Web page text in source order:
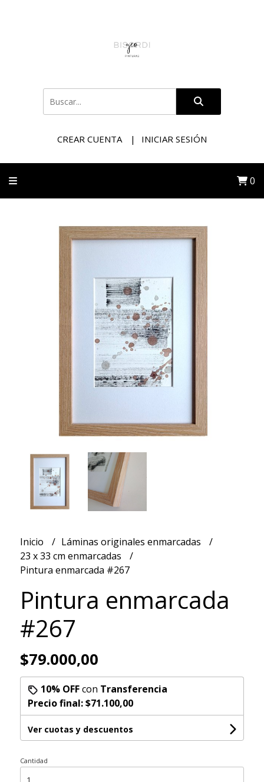
CREAR CUENTA INICIAR SESIÓN
0
Inicio
Láminas originales enmarcadas
23 x 33 cm enmarcadas
Pintura enmarcada #267
Pintura enmarcada
#267
$79.000,00
10% OFFcon Transferencia
Precio final:$71.100,00
Ver cuotas y descuentos
Cantidad